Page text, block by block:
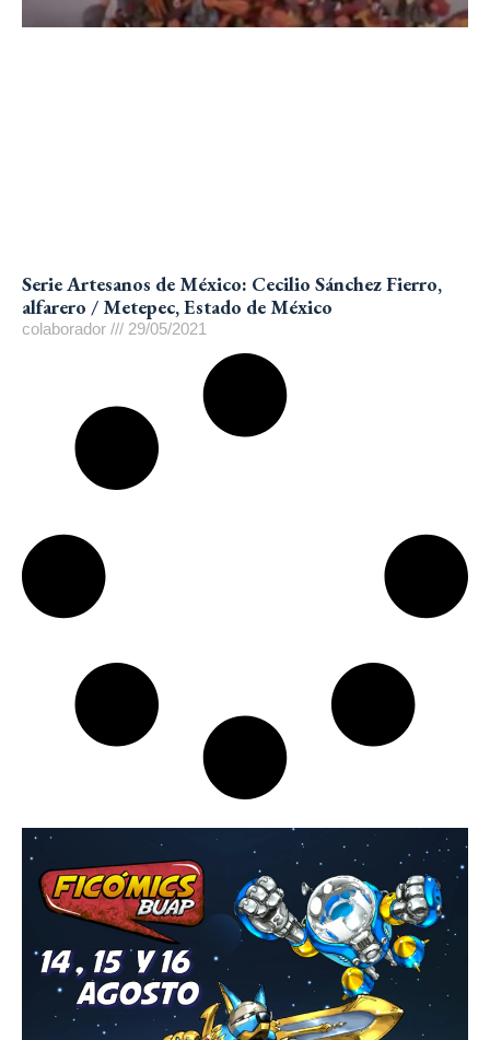
Serie Artesanos de México: Cecilio Sánchez Fierro,
alfarero / Metepec, Estado de México
colaborador 29/05/2021